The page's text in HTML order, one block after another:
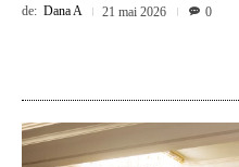
de: Dana A 21 mai 2026 0